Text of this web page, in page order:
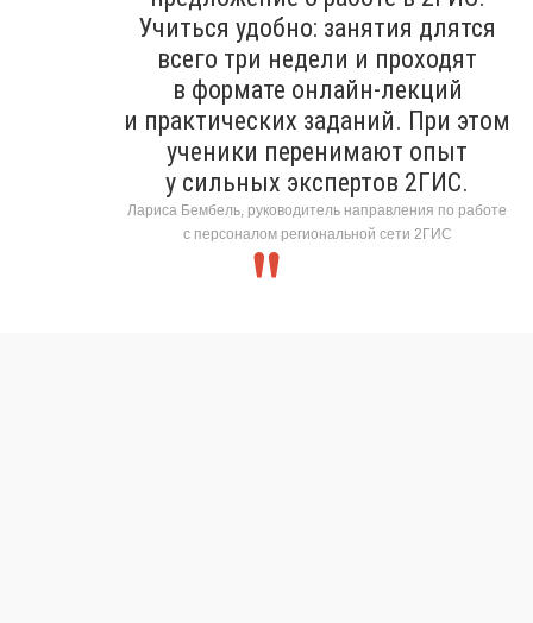
Учиться удобно: занятия длятся
всего три недели и проходят
в формате онлайн-лекций
и практических заданий. При этом
ученики перенимают опыт
у сильных экспертов 2ГИС.
Лариса Бембель, руководитель направления по работе
с персоналом региональной сети 2ГИС